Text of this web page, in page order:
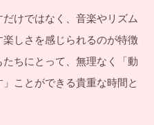
けではなく、音楽やリズム
しさを感じられるのが特徴
ちにとって、無理なく「動
ことができる貴重な時間と